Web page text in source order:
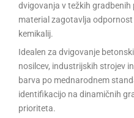
dvigovanja v težkih
material zagotavlja
kemikalij.
Idealen za dvigovanje
nosilcev, industrijskih strojev
barva po mednarodnem
identifikacijo na dinamičnih
prioriteta.